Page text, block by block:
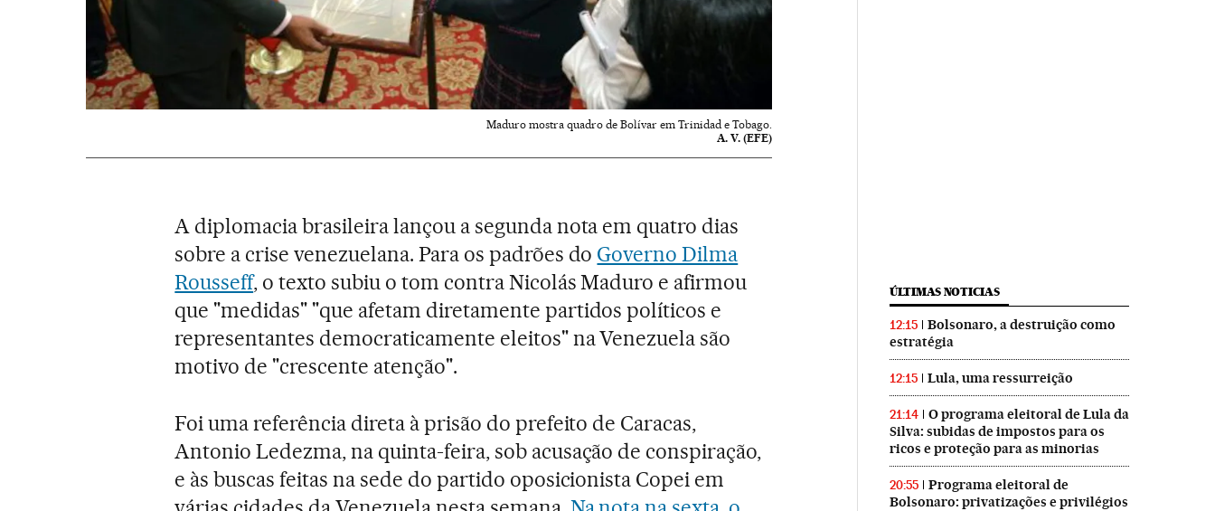
Maduro mostra quadro de Bolívar em Trinidad e Tobago.
A. V. (EFE)
A diplomacia brasileira lançou a segunda nota em quatro dias
sobre a crise venezuelana. Para os padrões do Governo Dilma
Rousseff, o texto subiu o tom contra Nicolás Maduro e afirmou
que "medidas" "que afetam diretamente partidos políticos e
representantes democraticamente eleitos" na Venezuela são
motivo de "crescente atenção".
Foi uma referência direta à prisão do prefeito de Caracas,
Antonio Ledezma, na quinta-feira, sob acusação de conspiração,
e às buscas feitas na sede do partido oposicionista Copei em
ÚLTIMAS NOTICIAS
12:15
Bolsonaro, a destruição como
estratégia
12:15 Lula, uma ressurreição
21:14
O programa eleitoral de Lula da
Silva: subidas de impostos para os
ricos e proteção para as minorias
20:55
Programa eleitoral de
Bolsonaro: privatizações e privilégios